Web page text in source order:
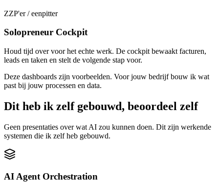
ZZP'er / eenpitter
Solopreneur Cockpit
Houd tijd over voor het echte werk. De cockpit bewaakt facturen,
leads en taken en stelt de volgende stap voor.
Deze dashboards zijn voorbeelden. Voor jouw bedrijf bouw ik wat
past bij jouw processen en data.
Dit heb ik zelf gebouwd, beoordeel zelf
Geen presentaties over wat AI zou kunnen doen. Dit zijn werkende
systemen die ik zelf heb gebouwd.
AI Agent Orchestration